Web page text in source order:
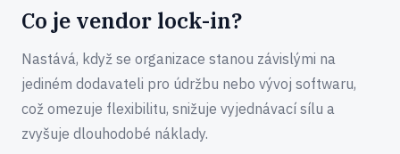
Co je vendor lock-in?
Nastává, když se organizace stanou závislými na
jediném dodavateli pro údržbu nebo vývoj softwaru,
což omezuje flexibilitu, snižuje vyjednávací sílu a
zvyšuje dlouhodobé náklady.